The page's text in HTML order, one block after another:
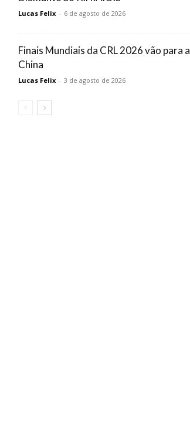
Lucas Felix - 6 de agosto de 2026
Finais Mundiais da CRL 2026 vão para a
China
Lucas Felix - 3 de agosto de 2026